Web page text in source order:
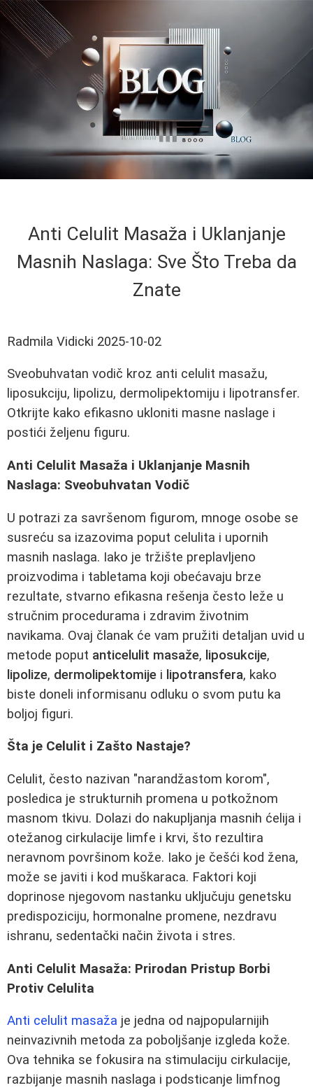
Anti Celulit Masaža i Uklanjanje
Masnih Naslaga: Sve Što Treba da
Znate
Radmila Vidicki 2025-10-02
Sveobuhvatan vodič kroz anti celulit masažu,
liposukciju, lipolizu, dermolipektomiju i lipotransfer.
Otkrijte kako efikasno ukloniti masne naslage i
postići željenu figuru.
Anti Celulit Masaža i Uklanjanje Masnih
Naslaga: Sveobuhvatan Vodič
U potrazi za savršenom figurom, mnoge osobe se
susreću sa izazovima poput celulita i upornih
masnih naslaga. Iako je tržište preplavljeno
proizvodima i tabletama koji obećavaju brze
rezultate, stvarno efikasna rešenja često leže u
stručnim procedurama i zdravim životnim
navikama. Ovaj članak će vam pružiti detaljan uvid u
metode poput anticelulit masaže, liposukcije,
lipolize, dermolipektomije i lipotransfera, kako
biste doneli informisanu odluku o svom putu ka
boljoj figuri.
Šta je Celulit i Zašto Nastaje?
Celulit, često nazivan "narandžastom korom",
posledica je strukturnih promena u potkožnom
masnom tkivu. Dolazi do nakupljanja masnih ćelija i
otežanog cirkulacije limfe i krvi, što rezultira
neravnom površinom kože. Iako je češći kod žena,
može se javiti i kod muškaraca. Faktori koji
doprinose njegovom nastanku uključuju genetsku
predispoziciju, hormonalne promene, nezdravu
ishranu, sedentački način života i stres.
Anti Celulit Masaža: Prirodan Pristup Borbi
Protiv Celulita
Anti celulit masaža je jedna od najpopularnijih
neinvazivnih metoda za poboljšanje izgleda kože.
Ova tehnika se fokusira na stimulaciju cirkulacije,
razbijanje masnih naslaga i podsticanje limfnog